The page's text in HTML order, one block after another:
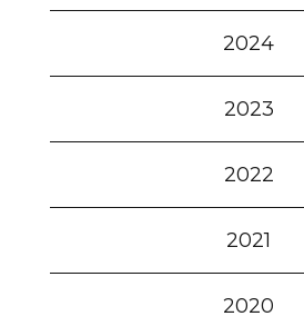
2024
2023
2022
2021
2020